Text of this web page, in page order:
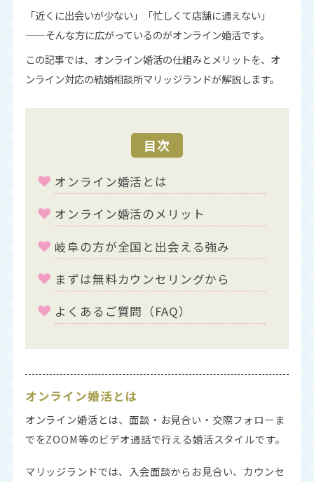
「近くに出会いが少ない」「忙しくて店舗に通えない」
——そんな方に広がっているのがオンライン婚活です。
この記事では、オンライン婚活の仕組みとメリットを、オ
ンライン対応の結婚相談所マリッジランドが解説します。
目次
オンライン婚活とは
オンライン婚活のメリット
岐阜の方が全国と出会える強み
まずは無料カウンセリングから
よくあるご質問（FAQ）
オンライン婚活とは
オンライン婚活とは、面談・お見合い・交際フォローま
でをZOOM等のビデオ通話で行える婚活スタイルです。
マリッジランドでは、入会面談からお見合い、カウンセ